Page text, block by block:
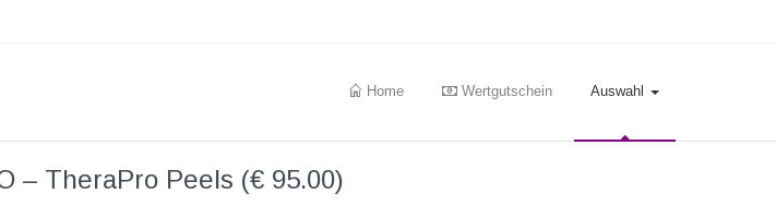
Home Wertgutschein Auswahl
– TheraPro Peels (€ 95.00)